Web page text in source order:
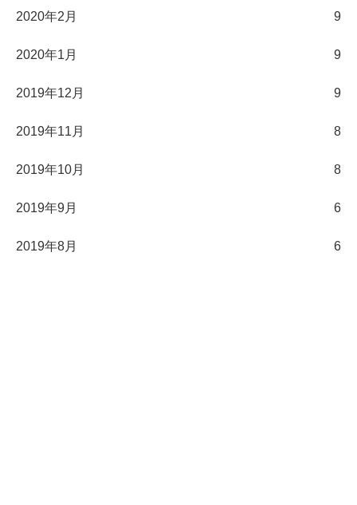
2020年2月 9
2020年1月 9
2019年12月 9
2019年11月 8
2019年10月 8
2019年9月 6
2019年8月 6